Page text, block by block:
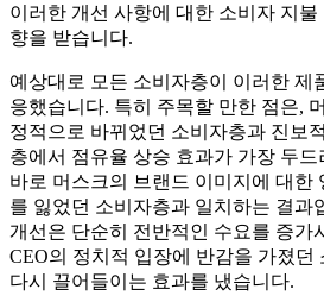
이러한 개선 사항에 대한 소비자 지
향을 받습니다.
예상대로 모든 소비자층이 이러한 제
응했습니다. 특히 주목할 만한 점은,
정적으로 바뀌었던 소비자층과 진보
층에서 점유율 상승 효과가 가장 두
바로 머스크의 브랜드 이미지에 대한
를 잃었던 소비자층과 일치하는 결과
개선은 단순히 전반적인 수요를 증가
CEO의 정치적 입장에 반감을 가졌던
다시 끌어들이는 효과를 냈습니다.